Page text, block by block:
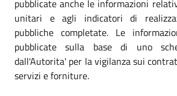
pubblicate anche le informazioni
unitari e agli indicatori di
pubbliche completate. Le
pubblicate sulla base di uno
dall'Autorita' per la vigilanza sui
servizi e forniture.